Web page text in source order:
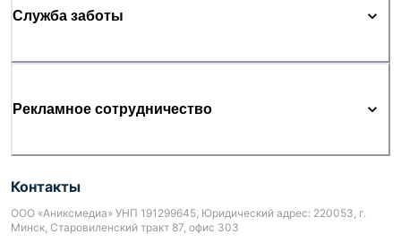
Служба заботы
Рекламное сотрудничество
Контакты
ООО «Аниксмедиа» УНП 191299645, Юридический адрес: 220053, г.
Минск, Старовиленский тракт 87, офис 303